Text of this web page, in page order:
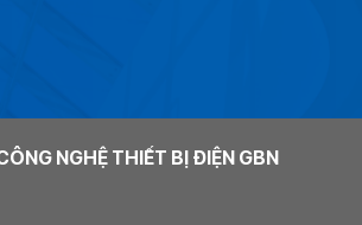
NGHỆ THIẾT BỊ ĐIỆN GBN